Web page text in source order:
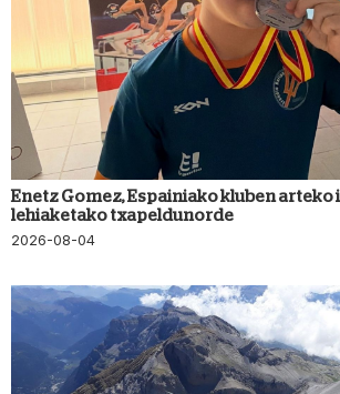
Enetz Gomez, Espainiako kluben arteko
lehiaketako txapeldunorde
2026-08-04